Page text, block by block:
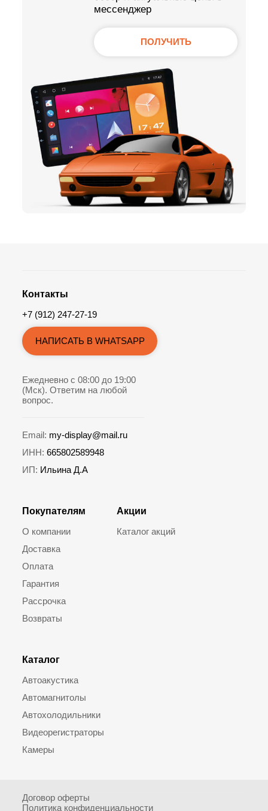
мессенджер
ПОЛУЧИТЬ
Покупателям
О компании
Доставка
Оплата
Гарантия
Рассрочка
Возвраты
Каталог
Автоакустика
Автомагнитолы
Автохолодильники
Видеорегистраторы
Камеры
Акции
Каталог акций
Контакты
+7 (912) 247-27-19
НАПИСАТЬ В WHATSAPP
Ежедневно с 08:00 до 19:00
(Мск). Ответим на любой
вопрос.
Email: my-display@mail.ru
ИНН: 665802589948
ИП: Ильина Д.А
Договор оферты
Политика конфиденциальности